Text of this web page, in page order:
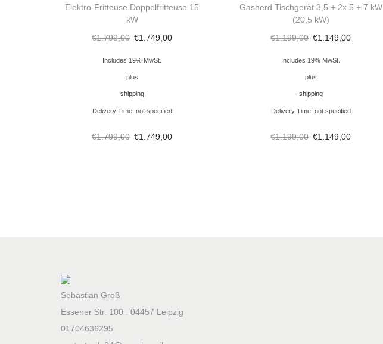
Elektro-Fritteuse Doppelfritteuse 15
kW
€1.799,00 €1.749,00
Includes 19% MwSt.
plus
shipping
Delivery Time: not specified
€1.799,00 €1.749,00
Gasherd Tischgerät 3,5 + 2x 5 + 7 kW
(20,5 kW)
€1.199,00 €1.149,00
Includes 19% MwSt.
plus
shipping
Delivery Time: not specified
€1.199,00 €1.149,00
Sebastian Groß
Essener Str. 100 . 04457 Leipzig
01704636295